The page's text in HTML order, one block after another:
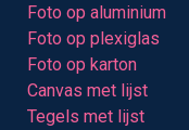
Foto op aluminium
Foto op plexiglas
Foto op karton
Canvas met lijst
Tegels met lijst